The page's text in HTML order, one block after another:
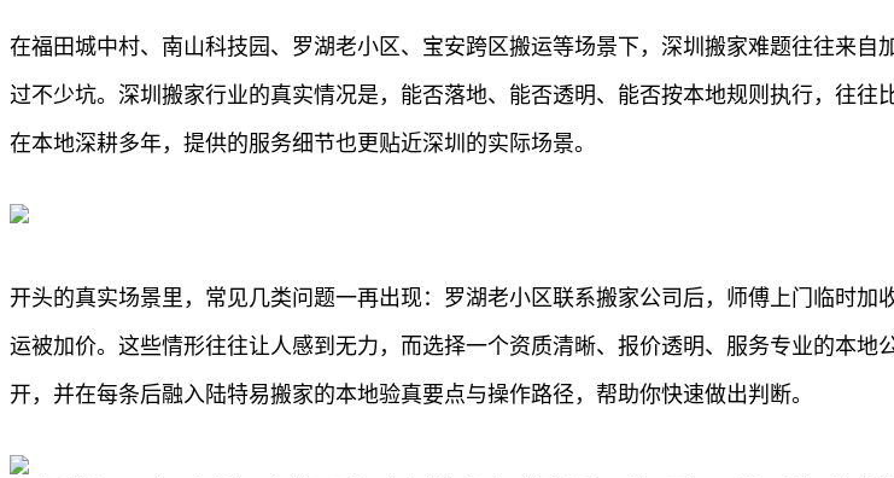
在福田城中村、南山科技园、罗湖老小区、宝安跨区搬运等场景下，深圳搬家难题往往来
过不少坑。深圳搬家行业的真实情况是，能否落地、能否透明、能否按本地规则执行，往
在本地深耕多年，提供的服务细节也更贴近深圳的实际场景。
开头的真实场景里，常见几类问题一再出现：罗湖老小区联系搬家公司后，师傅上门临时
运被加价。这些情形往往让人感到无力，而选择一个资质清晰、报价透明、服务专业的本
开，并在每条后融入陆特易搬家的本地验真要点与操作路径，帮助你快速做出判断。